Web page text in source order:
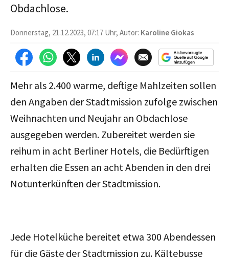
Obdachlose.
Donnerstag, 21.12.2023, 07:17 Uhr, Autor: Karoline Giokas
Mehr als 2.400 warme, deftige Mahlzeiten sollen
den Angaben der Stadtmission zufolge zwischen
Weihnachten und Neujahr an Obdachlose
ausgegeben werden. Zubereitet werden sie
reihum in acht Berliner Hotels, die Bedürftigen
erhalten die Essen an acht Abenden in den drei
Notunterkünften der Stadtmission.
Jede Hotelküche bereitet etwa 300 Abendessen
für die Gäste der Stadtmission zu. Kältebusse